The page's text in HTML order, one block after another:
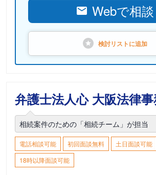
Webで相談
検討リストに追加
弁護士法人心 大阪法律
相続案件のための「相続チーム」が担当
電話相談可能 初回面談無料
土日面談可能
18時以降面談可能